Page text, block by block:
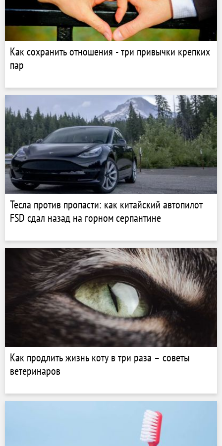
Как сохранить отношения - три привычки крепких
пар
Тесла против пропасти: как китайский автопилот
FSD сдал назад на горном серпантине
Как продлить жизнь коту в три раза – советы
ветеринаров